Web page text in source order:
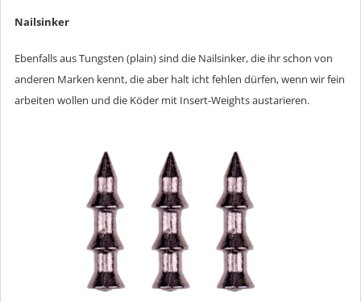
Nailsinker
Ebenfalls aus Tungsten (plain) sind die Nailsinker, die ihr schon von
anderen Marken kennt, die aber halt icht fehlen dürfen, wenn wir fein
arbeiten wollen und die Köder mit Insert-Weights austarieren.